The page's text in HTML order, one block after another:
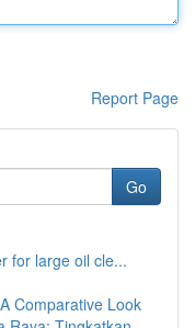
Report Page
Go
for large oil cle...
Comparative Look